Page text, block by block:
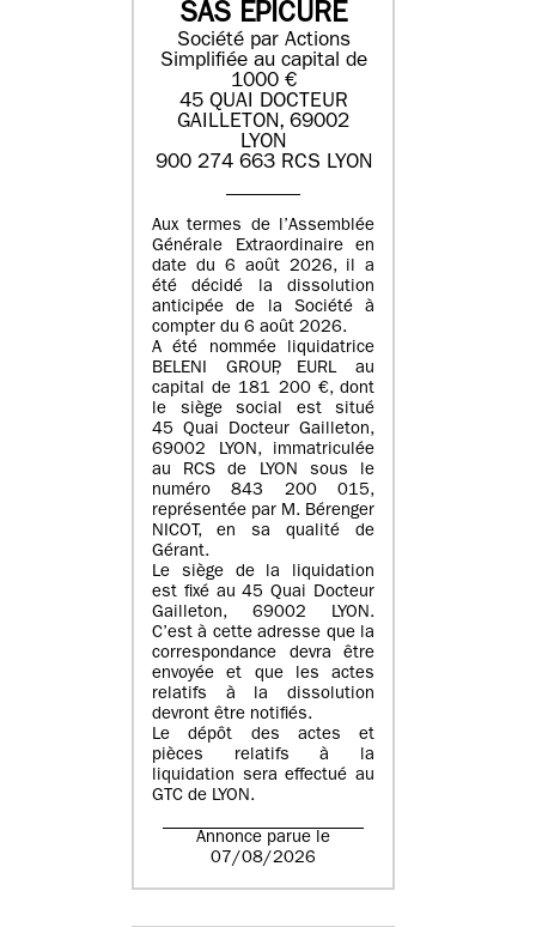
SAS EPICURE
Société par Actions
Simplifiée au capital de
1000 €
45 QUAI DOCTEUR
GAILLETON, 69002
LYON
900 274 663 RCS LYON
Aux termes de l’Assemblée
Générale Extraordinaire en
date du 6 août 2026, il a
été décidé la dissolution
anticipée de la Société à
compter du 6 août 2026.
A été nommée liquidatrice
BELENI GROUP, EURL au
capital de 181 200 €, dont
le siège social est situé
45 Quai Docteur Gailleton,
69002 LYON, immatriculée
au RCS de LYON sous le
numéro 843 200 015,
représentée par M. Bérenger
NICOT, en sa qualité de
Gérant.
Le siège de la liquidation
est fixé au45 Quai Docteur
Gailleton, 69002 LYON.
C’est à cette adresse que la
correspondance devra être
envoyée et que les actes
relatifs à la dissolution
devront être notifiés.
Le dépôt des actes et
pièces relatifs à la
liquidation sera effectué au
GTC de LYON.
Annonce parue le
07/08/2026